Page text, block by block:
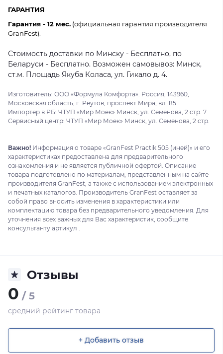
ГАРАНТИЯ
Гарантия - 12 мес. (официальная гарантия производителя
GranFest).
Стоимость доставки по Минску - Бесплатно, по
Беларуси - Бесплатно. Возможен самовывоз: Минск,
ст.м. Площадь Якуба Коласа, ул. Гикало д. 4.
Изготовитель: ООО «Формула Комфорта». Россия, 143960,
Московская область, г. Реутов, проспект Мира, вл. 85.
Импортер в РБ: ЧТУП «Мир Моек» Минск, ул. Семенова, 2 стр. 7
Сервисный центр: ЧТУП «Мир Моек» Минск, ул. Семенова, 2 стр.
Важно! Информация о товаре «GranFest Practik 505 (иней)» и его
характеристиках предоставлена для предварительного
ознакомления и не является публичной офертой. Описание
товара подготовлено по материалам, представленным на сайте
производителя GranFest, а также с использованием электронных
и печатных каталогов. Производитель GranFest оставляет за
собой право вносить изменения в характеристики или
комплектацию товара без предварительного уведомления. Для
уточнения всех важных для Вас характеристик, сообщите
консультанту артикул .
Отзывы
0 / 5
средний рейтинг товара
+ Добавить отзыв